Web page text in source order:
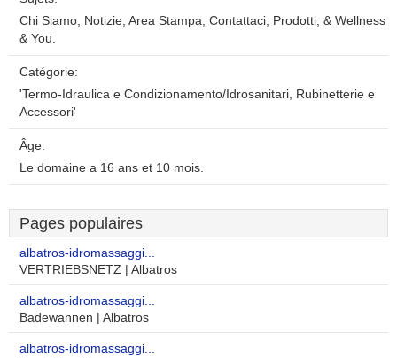
Chi Siamo, Notizie, Area Stampa, Contattaci, Prodotti, & Wellness
& You.
Catégorie:
'Termo-Idraulica e Condizionamento/Idrosanitari, Rubinetterie e
Accessori'
Âge:
Le domaine a 16 ans et 10 mois.
Pages populaires
albatros-idromassaggi...
VERTRIEBSNETZ | Albatros
albatros-idromassaggi...
Badewannen | Albatros
albatros-idromassaggi...